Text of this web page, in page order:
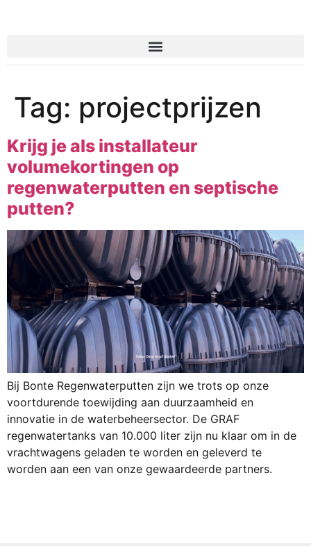
Tag: projectprijzen
Krijg je als installateur
volumekortingen op
regenwaterputten en septische
putten?
Bij Bonte Regenwaterputten zijn we trots op onze
voortdurende toewijding aan duurzaamheid en
innovatie in de waterbeheersector. De GRAF
regenwatertanks van 10.000 liter zijn nu klaar om in de
vrachtwagens geladen te worden en geleverd te
worden aan een van onze gewaardeerde partners.